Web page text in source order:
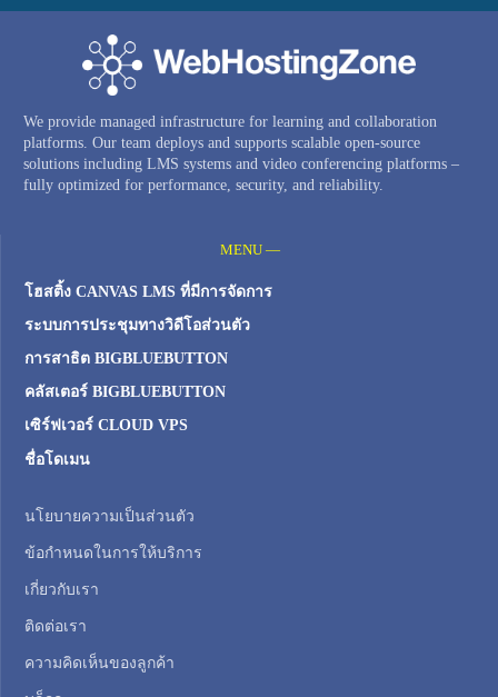
We provide managed infrastructure for learning and collaboration
platforms. Our team deploys and supports scalable open-source
solutions including LMS systems and video conferencing platforms –
fully optimized for performance, security, and reliability.
MENU —
โฮสติ้ง CANVAS LMS ที่มีการจัดการ
ระบบการประชุมทางวิดีโอส่วนตัว
การสาธิต BIGBLUEBUTTON
คลัสเตอร์ BIGBLUEBUTTON
เซิร์ฟเวอร์ CLOUD VPS
ชื่อโดเมน
นโยบายความเป็นส่วนตัว
ข้อกำหนดในการให้บริการ
เกี่ยวกับเรา
ติดต่อเรา
ความคิดเห็นของลูกค้า